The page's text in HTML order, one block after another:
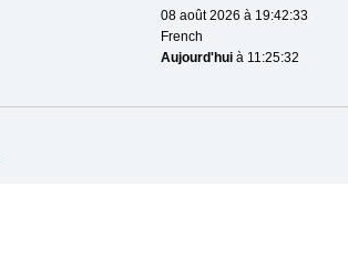
08 août 2026 à 19:42:33
French
Aujourd'hui à 11:25:32